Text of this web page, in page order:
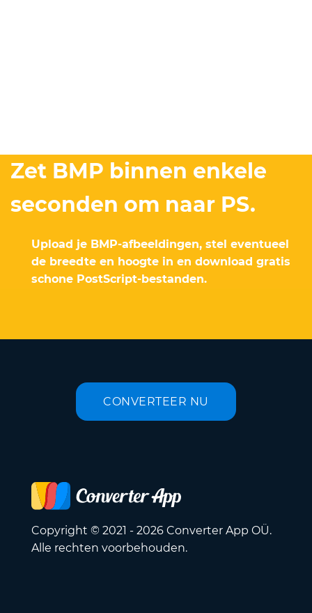
Zet BMP binnen enkele
seconden om naar PS.
Upload je BMP-afbeeldingen, stel eventueel
de breedte en hoogte in en download gratis
schone PostScript-bestanden.
CONVERTEER NU
Copyright © 2021 - 2026 Converter App OÜ.
Alle rechten voorbehouden.